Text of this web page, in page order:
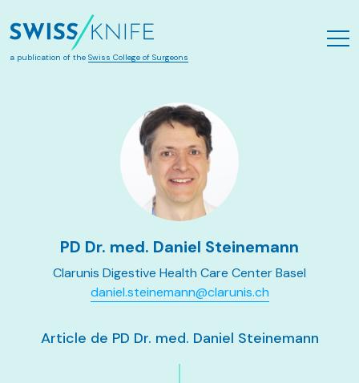
Aller au contenu principal
a publication of the Swiss College of Surgeons
PD Dr. med. Daniel Steinemann
Clarunis Digestive Health Care Center Basel
daniel.steinemann@clarunis.ch
Article de PD Dr. med. Daniel Steinemann